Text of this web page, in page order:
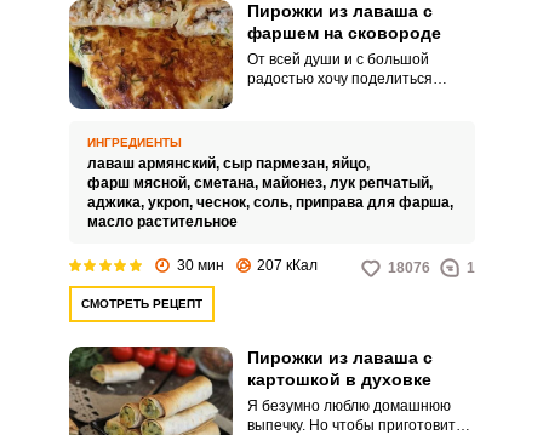
Пирожки из лаваша с
фаршем на сковороде
От всей души и с большой
радостью хочу поделиться
необыкновенно аппетитные
пирожки из лаваша с фаршем
на сковороде.
ИНГРЕДИЕНТЫ
лаваш армянский, сыр пармезан, яйцо,
фарш мясной, сметана, майонез, лук репчатый,
аджика, укроп, чеснок, соль, приправа для фарша,
масло растительное
30 мин 207 кКал 18076 1
СМОТРЕТЬ РЕЦЕПТ
Пирожки из лаваша с
картошкой в духовке
Я безумно люблю домашнюю
выпечку. Но чтобы приготовить